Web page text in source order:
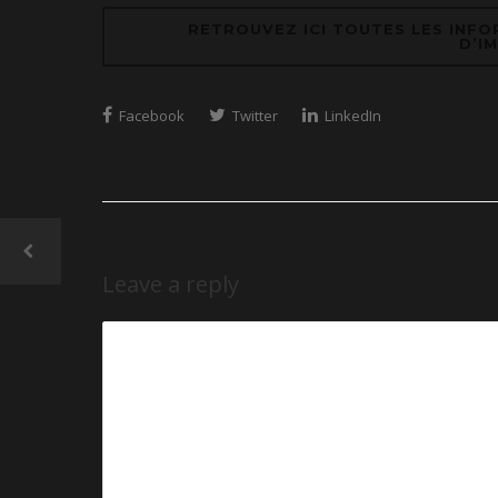
Facebook Twitter LinkedIn
Leave a reply